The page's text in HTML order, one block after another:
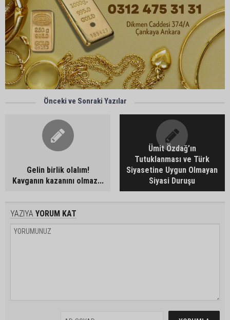
Önceki ve Sonraki Yazılar
Gelin birlik olalım!
Kavganın kazanını olmaz...
Ümit Özdağ’ın
Tutuklanması ve Türk
Siyasetine Uygun Olmayan
Siyasi Duruşu
YAZIYA YORUM KAT